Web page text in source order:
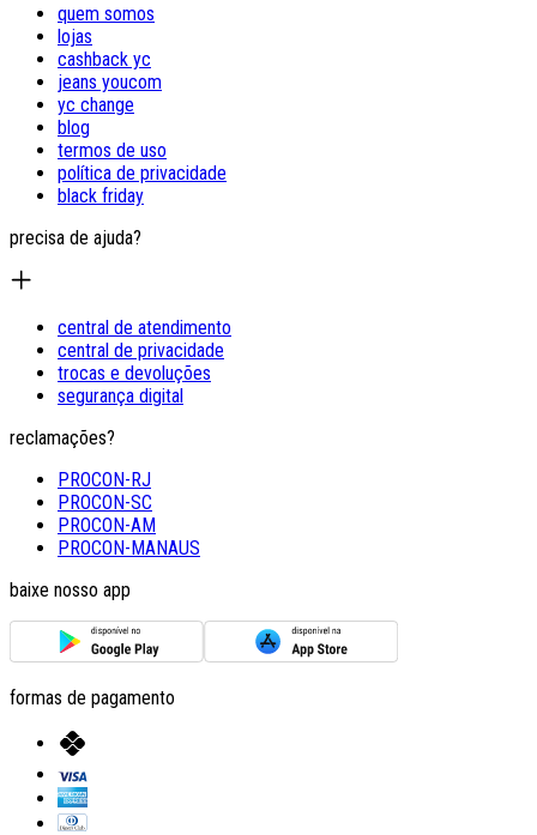
quem somos
lojas
cashback yc
jeans youcom
yc change
blog
termos de uso
política de privacidade
black friday
precisa de ajuda?
central de atendimento
central de privacidade
trocas e devoluções
segurança digital
reclamações?
PROCON-RJ
PROCON-SC
PROCON-AM
PROCON-MANAUS
baixe nosso app
formas de pagamento